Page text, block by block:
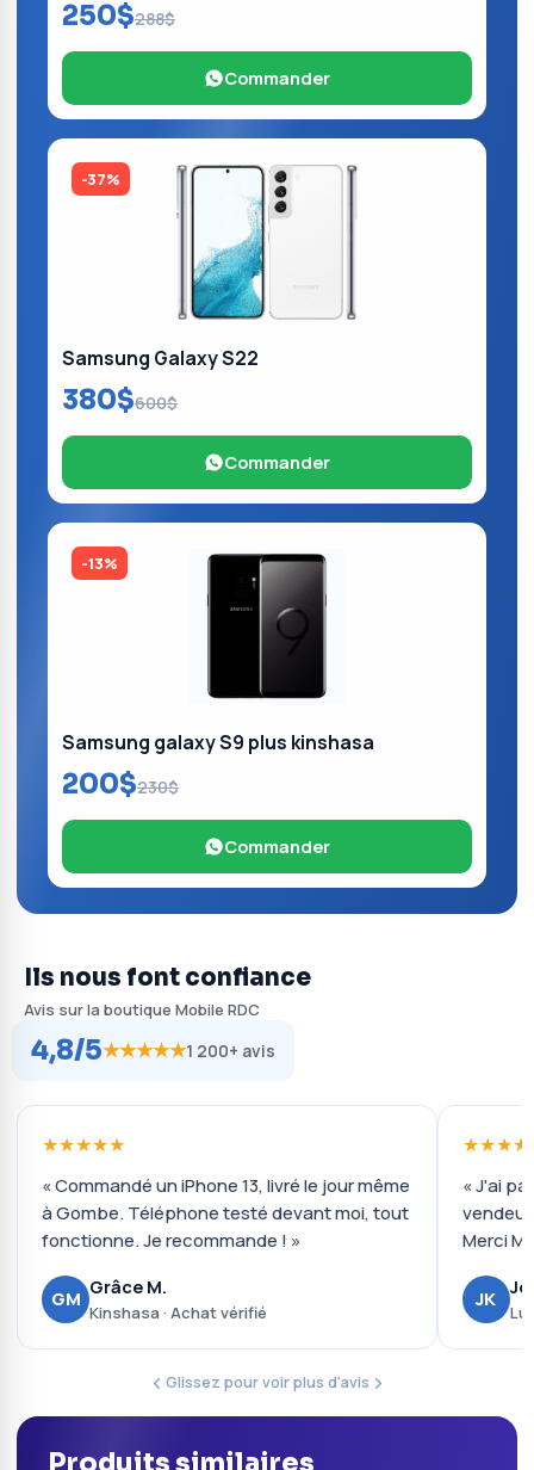
250$288$
Commander
-37%
Samsung Galaxy S22
380$600$
Commander
-13%
Samsung galaxy S9 plus kinshasa
200$230$
Commander
Ils nous font confiance
Avis sur la boutique Mobile RDC
4,8/5★★★★★1 200+ avis
★★★★★
« Commandé un iPhone 13, livré le jour même
à Gombe. Téléphone testé devant moi, tout
fonctionne. Je recommande ! »
GM Grâce M.
Kinshasa · Achat vérifié
« J'ai
Merci
JK
Glissez pour voir plus d'avis
Produits similaires